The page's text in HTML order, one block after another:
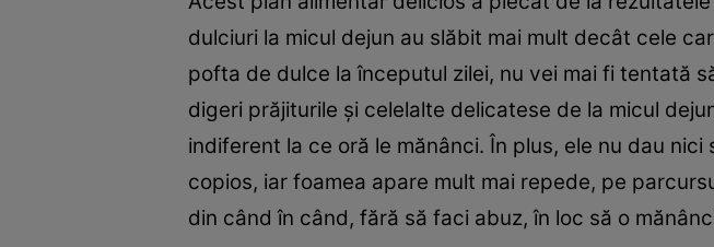
dulciuri la micul dejun au slăbit mai mult decât cele
pofta de dulce la începutul zilei, nu vei mai fi tentată
digeri prăjiturile şi celelalte delicatese de la micul
indiferent la ce oră le mănânci. În plus, ele nu dau
copios, iar foamea apare mult mai repede, pe
din când în când, fără să faci abuz, în loc să o